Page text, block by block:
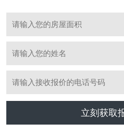
立刻获取